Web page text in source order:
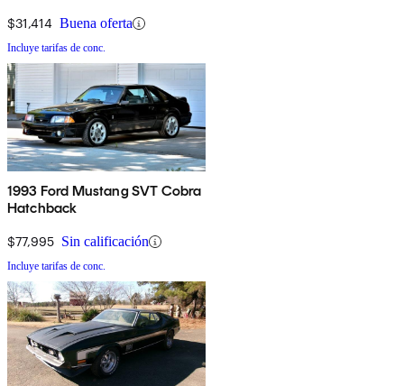
$31,414 Buena oferta
Incluye tarifas de conc.
1993 Ford Mustang SVT Cobra
Hatchback
$77,995 Sin calificación
Incluye tarifas de conc.